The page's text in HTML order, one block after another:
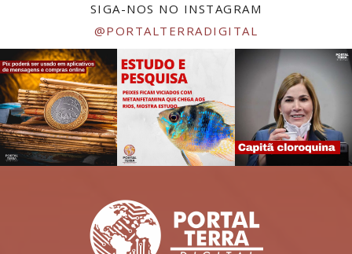
SIGA-NOS NO INSTAGRAM
@PORTALTERRADIGITAL